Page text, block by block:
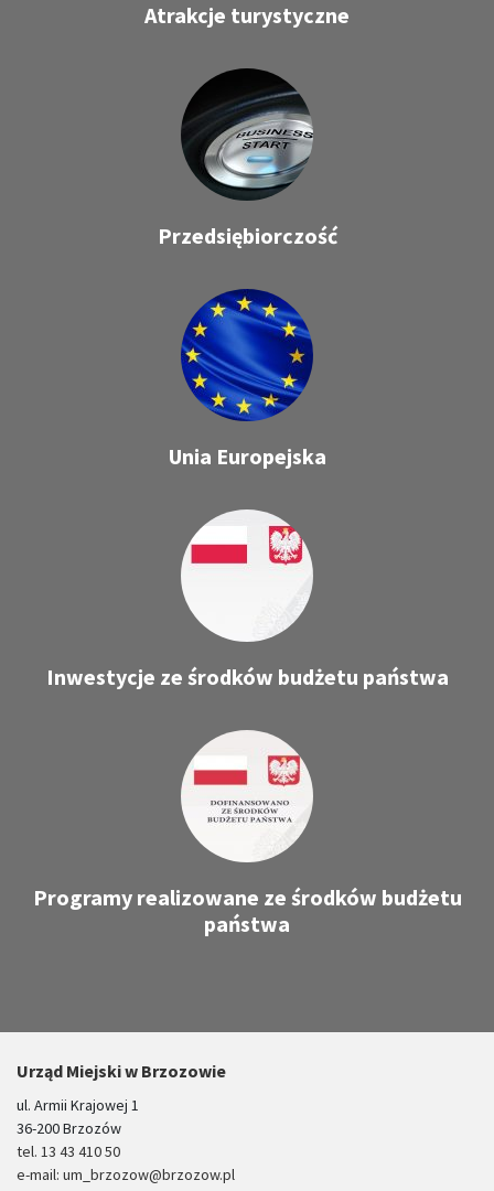
Atrakcje turystyczne
Przedsiębiorczość
Unia Europejska
Inwestycje ze środków budżetu państwa
Programy realizowane ze środków budżetu
państwa
Urząd Miejski w Brzozowie
ul. Armii Krajowej 1
36-200 Brzozów
tel. 13 43 410 50
e-mail: um_brzozow@brzozow.pl